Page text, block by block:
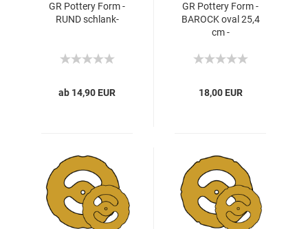
GR Pottery Form -
RUND schlank-
ab 14,90 EUR
GR Pottery Form -
BAROCK oval 25,4
cm -
18,00 EUR